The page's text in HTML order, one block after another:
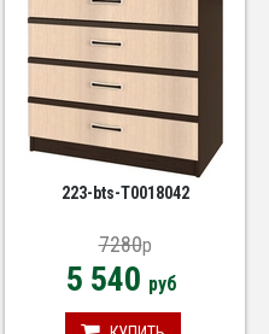
223-bts-Т0018042
7280p
5 540 руб